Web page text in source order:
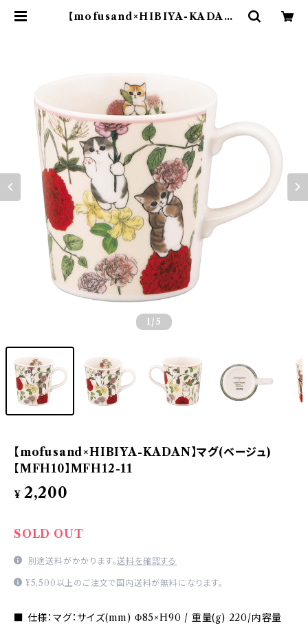
【mofusand×HIBIYA-KADAN】
1 /5
【mofusand×HIBIYA-KADAN】マグ(ベージュ)
【MFH10】MFH12-11
¥ 2,200
SOLD OUT
別途送料がかかります。送料を確認する
¥5,500以上のご注文で国内送料が無料になります。
■ 仕様：マグ：サイズ(mm) Φ85×H90 / 重量(g) 220/内容量